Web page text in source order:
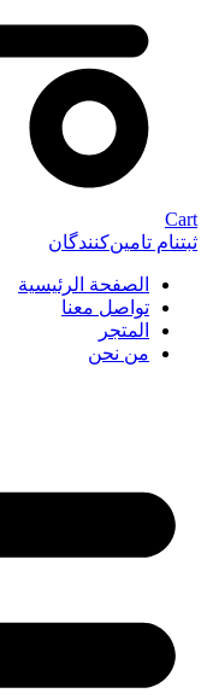
Cart
ثبتنام تامین‌کنندگان
الصفحة الرئيسية
تواصل معنا
المتجر
من نحن